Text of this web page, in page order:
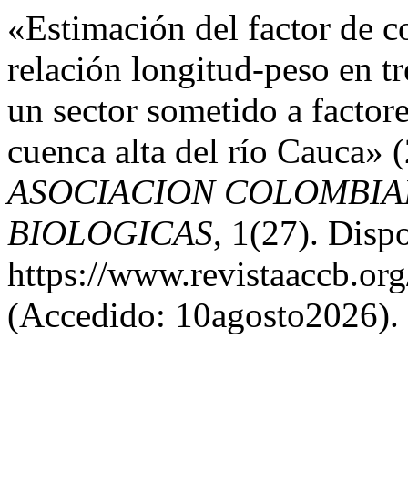
«Estimación del factor de
relación longitud-peso en
un sector sometido a
cuenca alta del río Cauca»
ASOCIACION
BIOLOGICAS, 1(27).
https://
(Accedido: 10agosto2026).